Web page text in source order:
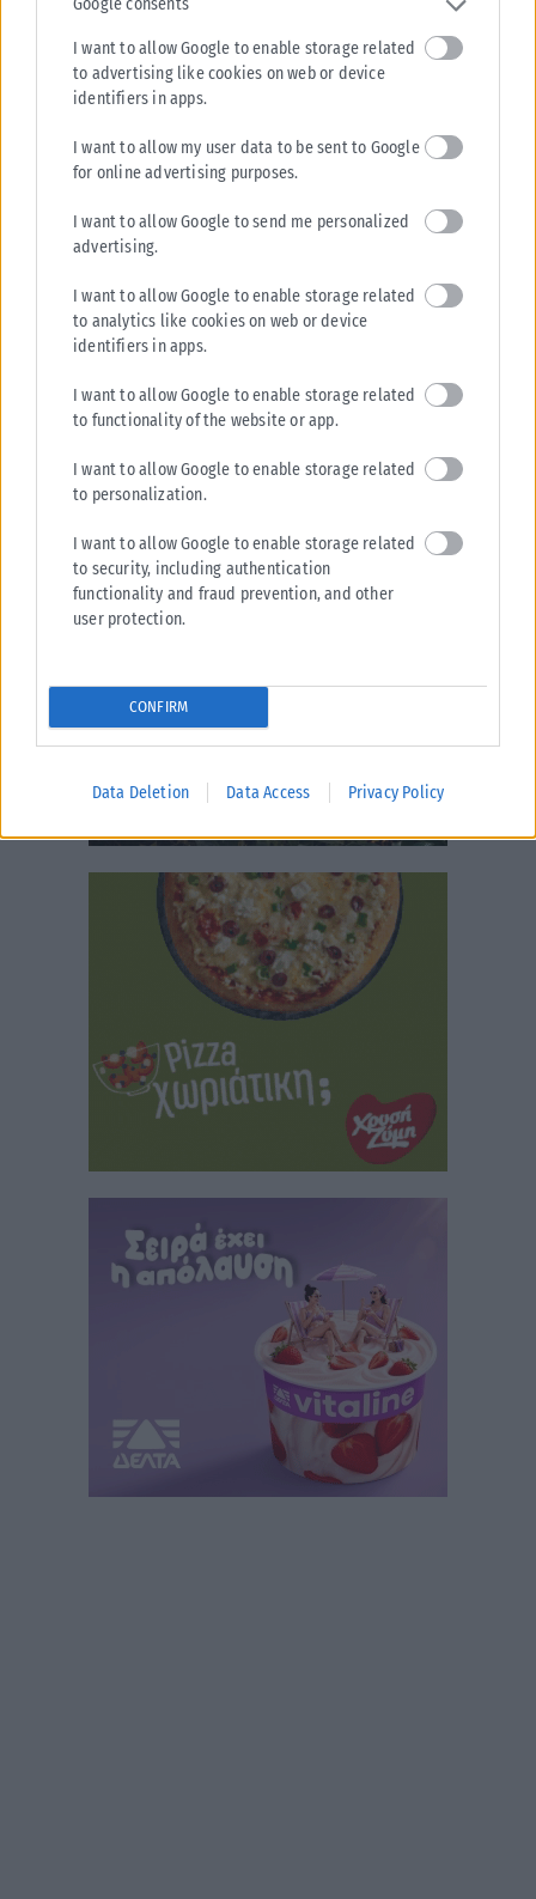
Google consents
I want to allow Google to enable storage related
to advertising like cookies on web or device
identifiers in apps.
I want to allow my user data to be sent to Google
for online advertising purposes.
I want to allow Google to send me personalized
advertising.
I want to allow Google to enable storage related
to analytics like cookies on web or device
identifiers in apps.
I want to allow Google to enable storage related
to functionality of the website or app.
I want to allow Google to enable storage related
to personalization.
I want to allow Google to enable storage related
to security, including authentication
functionality and fraud prevention, and other
user protection.
CONFIRM
Data Deletion Data Access Privacy Policy
Στις 2 Σεπτεμβρίου η «πρεμιέρα» του οικονομικού
προγράμματος της ΕΛ.Α.Σ. στη Θεσσαλονίκη – Παρών ο
Τσίπρας
Το οικονομικό πρόγραμμα της ΕΛ.Α.Σ. θα παρουσιάσει ο πρόεδρος του
Θεσσαλονίκη....
KARFITSANEWS